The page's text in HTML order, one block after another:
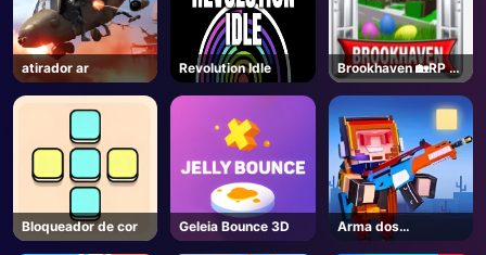
AD
atirador ar Revolution Idle
Brookhaven 🏡RP -
Roblox
Bloqueador de cor Geleia Bounce 3D
Arma dos
sobreviventes